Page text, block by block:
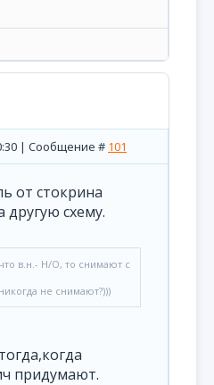
| Сообщение # 101
от стокрина
другую схему.
в.н.- Н/О, то снимают с
не снимают?)))
придумают.